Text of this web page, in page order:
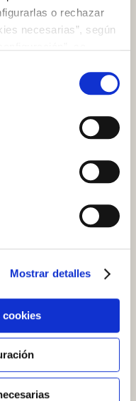
o rechazar
necesarias”, según
pulsar este botón
Si deseas
nuestra Política de
Mostrar detalles
cookies